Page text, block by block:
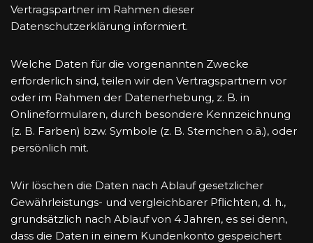
Vertragspartner im Rahmen dieser
Datenschutzerklärung informiert.
Welche Daten für die vorgenannten Zwecke
erforderlich sind, teilen wir den Vertragspartnern vor
oder im Rahmen der Datenerhebung, z. B. in
Onlineformularen, durch besondere Kennzeichnung
(z. B. Farben) bzw. Symbole (z. B. Sternchen o.ä.), oder
persönlich mit.
Wir löschen die Daten nach Ablauf gesetzlicher
Gewährleistungs- und vergleichbarer Pflichten, d. h.,
grundsätzlich nach Ablauf von 4 Jahren, es sei denn,
dass die Daten in einem Kundenkonto gespeichert